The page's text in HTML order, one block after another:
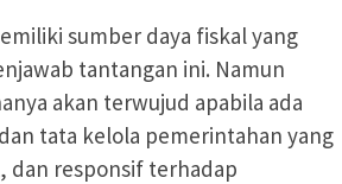
sumber daya fiskal yang
tantangan ini. Namun
akan terwujud apabila ada
tata kelola pemerintahan yang
dan responsif terhadap